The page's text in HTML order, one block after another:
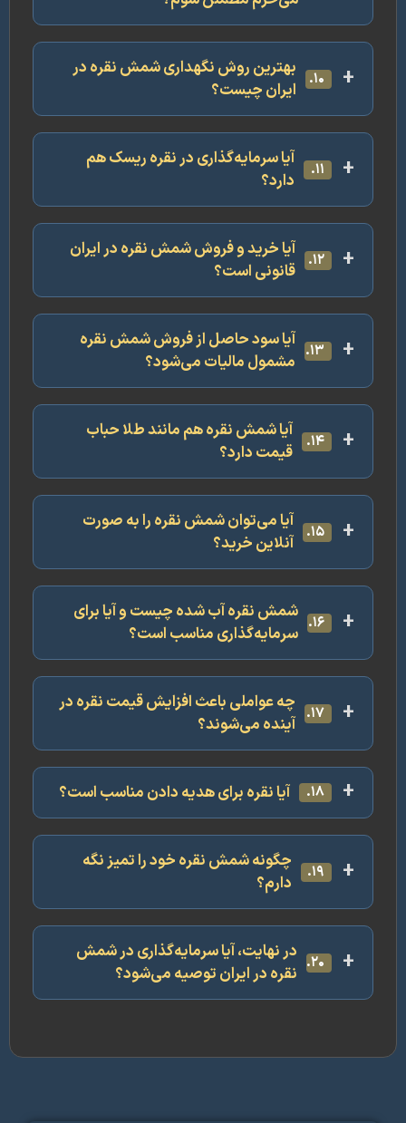
بهترین روش نگهداری شمش نقره در
ایران چیست؟
آیا سرمایه‌گذاری در نقره ریسک هم
دارد؟
آیا خرید و فروش شمش نقره در ایران
قانونی است؟
آیا سود حاصل از فروش شمش نقره
مشمول مالیات می‌شود؟
آیا شمش نقره هم مانند طلا حباب
قیمت دارد؟
آیا می‌توان شمش نقره را به صورت
آنلاین خرید؟
شمش نقره آب شده چیست و آیا برای
سرمایه‌گذاری مناسب است؟
چه عواملی باعث افزایش قیمت نقره در
آینده می‌شوند؟
آیا نقره برای هدیه دادن مناسب است؟
چگونه شمش نقره خود را تمیز نگه
دارم؟
در نهایت، آیا سرمایه‌گذاری در شمش
نقره در ایران توصیه می‌شود؟